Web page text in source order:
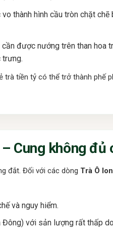
thành hình cầu tròn chặt
được nướng trên than hoa
trưng.
tiền tỷ có thể trở thành phế
Cung không đủ
đắt. Đối với các dòng Trà Ô
và nguy hiểm.
với sản lượng rất thấp